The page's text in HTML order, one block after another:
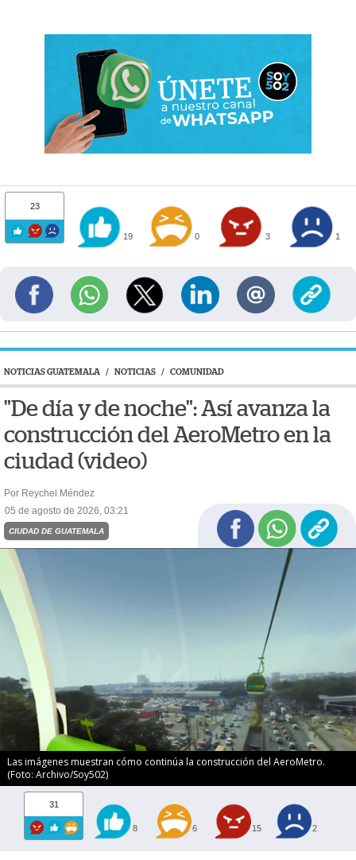
23
19 0 3 1
NOTICIAS GUATEMALA / NOTICIAS / COMUNIDAD
"De día y de noche": Así avanza la
construcción del AeroMetro en la
ciudad (video)
Por Reychel Méndez
05 de agosto de 2026, 03:21
CIUDAD DE GUATEMALA
Las imágenes muestran cómo continúa la construcción del AeroMetro.
(Foto: Archivo/Soy502)
31
8 6 15 2